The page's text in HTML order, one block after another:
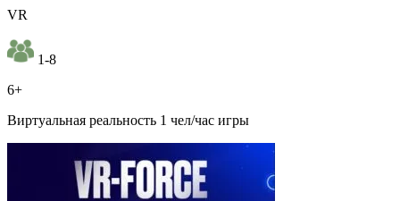
VR
1-8
6+
Виртуальная реальность 1 чел/час игры